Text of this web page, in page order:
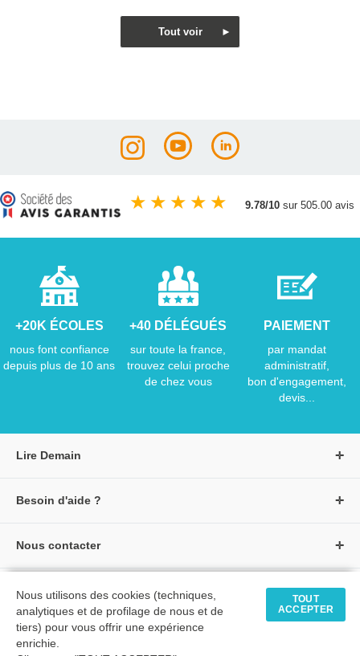
★ ★ ★ ★ ★ 9.78/10 sur 505.00 avis
+20K ÉCOLES
nous font confiance
depuis plus de 10 ans
+40 DÉLÉGUÉS
sur toute la france,
trouvez celui proche
de chez vous
PAIEMENT
par mandat
administratif,
bon d'engagement,
devis...
Lire Demain
Créer un compte
★ Avis clients vérifiés
Besoin d'aide ?
Livraisons et retours
Tarifs négociés
Comment passer commande
Nous contacter
Formulaire de contact
Siège social
Tous nos livres
Livres petite enfance
Livres maternelle
Nous utilisons des cookies (techniques,
analytiques et de profilage de nous et de
tiers) pour vous offrir une expérience
enrichie.
TOUT
ACCEPTER